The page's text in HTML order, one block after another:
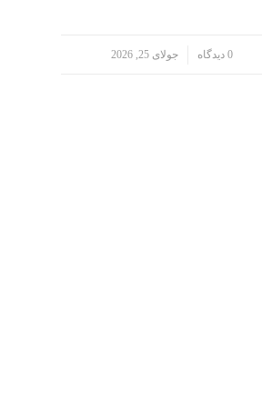
0 دیدگاه جولای 25, 2026